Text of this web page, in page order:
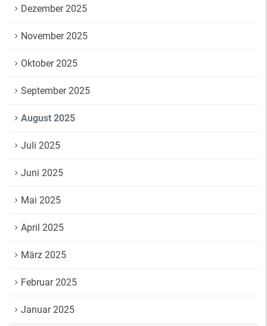
Dezember 2025
November 2025
Oktober 2025
September 2025
August 2025
Juli 2025
Juni 2025
Mai 2025
April 2025
März 2025
Februar 2025
Januar 2025